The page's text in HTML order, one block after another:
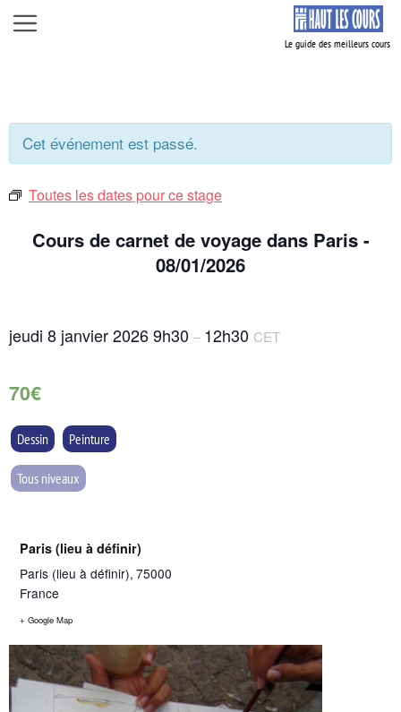
Aller
au
Menu
Cet événement est passé.
Toutes les dates pour ce stage
Cours de carnet de voyage dans Paris -
08/01/2026
jeudi 8 janvier 20269h30 – 12h30 CET
70€
Dessin Peinture
Tous niveaux
Paris (lieu à définir)
Paris (lieu à définir), 75000
France
+ Google Map